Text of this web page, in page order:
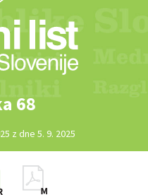
68
z dne 5. 9. 2025